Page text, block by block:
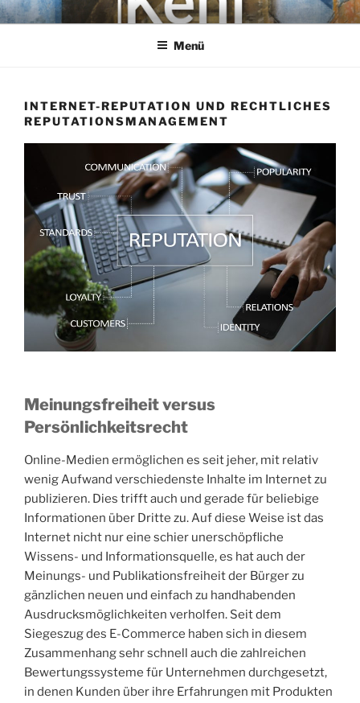
Zum
InhaltKEHL
Rechtsanwaltsgesellschaft mbH
Menü
INTERNET-REPUTATION UND RECHTLICHES
REPUTATIONSMANAGEMENT
Meinungsfreiheit versus
Persönlichkeitsrecht
Online-Medien ermöglichen es seit jeher, mit relativ
wenig Aufwand verschiedenste Inhalte im Internet zu
publizieren. Dies trifft auch und gerade für beliebige
Informationen über Dritte zu. Auf diese Weise ist das
Internet nicht nur eine schier unerschöpfliche
Wissens- und Informationsquelle, es hat auch der
Meinungs- und Publikationsfreiheit der Bürger zu
gänzlichen neuen und einfach zu handhabenden
Ausdrucksmöglichkeiten verholfen. Seit dem
Siegeszug des E-Commerce haben sich in diesem
Zusammenhang sehr schnell auch die zahlreichen
Bewertungssysteme für Unternehmen durchgesetzt,
in denen Kunden über ihre Erfahrungen mit Produkten